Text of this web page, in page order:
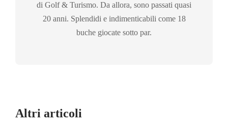
di Golf & Turismo. Da allora, sono passati quasi
20 anni. Splendidi e indimenticabili come 18
buche giocate sotto par.
Altri articoli